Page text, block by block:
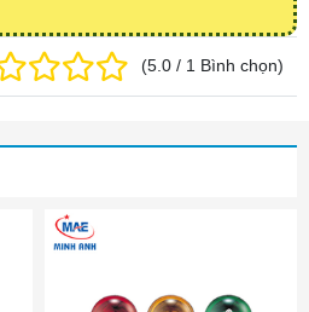
(5.0 / 1 Bình chọn)